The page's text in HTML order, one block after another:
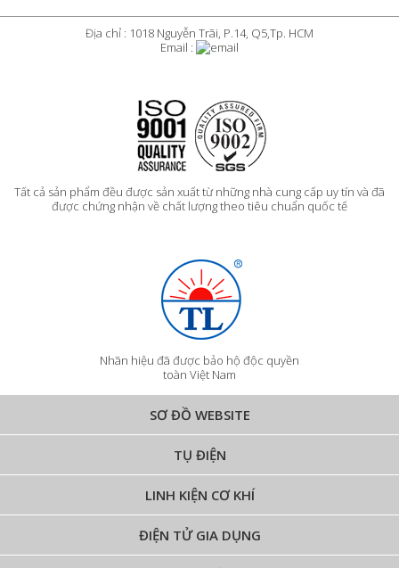
Địa chỉ : 1018 Nguyễn Trãi, P.14, Q5,Tp. HCM
Email :
Tất cả sản phẩm đều được sản xuất từ những nhà cung cấp uy tín và đã
được chứng nhận về chất lượng theo tiêu chuẩn quốc tế
Nhãn hiệu đã được bảo hộ độc quyền
toàn Việt Nam
SƠ ĐỒ WEBSITE
TỤ ĐIỆN
LINH KIỆN CƠ KHÍ
ĐIỆN TỬ GIA DỤNG